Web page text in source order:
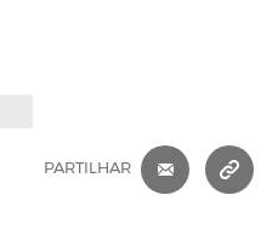
PARTILHAR